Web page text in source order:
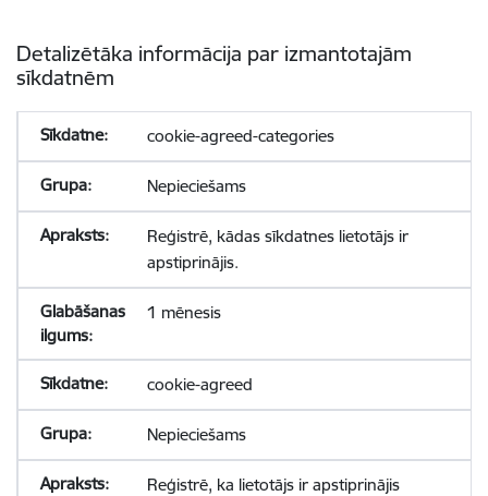
Detalizētāka informācija par izmantotajām
sīkdatnēm
cookie-agreed-categories
Nepieciešams
Reģistrē, kādas sīkdatnes lietotājs ir
apstiprinājis.
1 mēnesis
cookie-agreed
Nepieciešams
Reģistrē, ka lietotājs ir apstiprinājis